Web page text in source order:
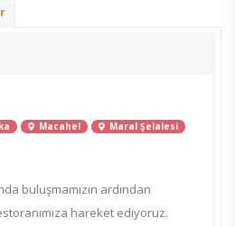
Macahel Maral Şelalesi
buluşmamızın ardından
hareket ediyoruz.